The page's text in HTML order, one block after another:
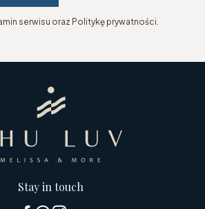
serwisu oraz Politykę prywatności.
Stay in touch